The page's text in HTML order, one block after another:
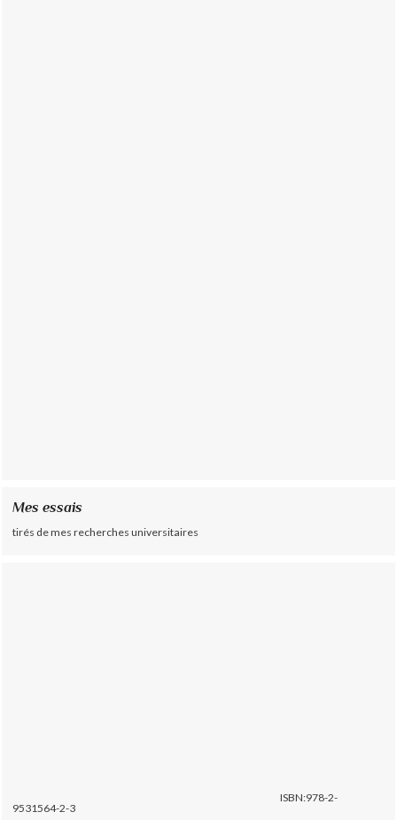
Mes essais
tirés de mes recherches universitaires
ISBN:978-2-
9531564-2-3